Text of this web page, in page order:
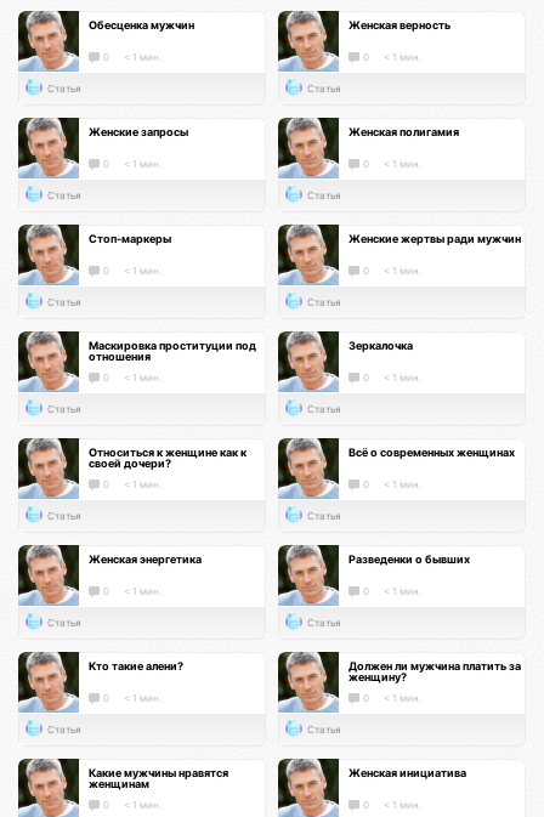
Обесценка мужчин
0 < 1 мин.
Статья
Женская верность
0 < 1 мин.
Статья
Женские запросы
0 < 1 мин.
Статья
Женская полигамия
0 < 1 мин.
Статья
Стоп-маркеры
0 < 1 мин.
Статья
Женские жертвы ради мужчин
0 < 1 мин.
Статья
Маскировка проституции под
отношения
0 < 1 мин.
Статья
Зеркалочка
0 < 1 мин.
Статья
Относиться к женщине как к
своей дочери?
0 < 1 мин.
Статья
Всё о современных женщинах
0 < 1 мин.
Статья
Женская энергетика
0 < 1 мин.
Статья
Разведенки о бывших
0 < 1 мин.
Статья
Кто такие алени?
0 < 1 мин.
Статья
Должен ли мужчина платить за
женщину?
0 < 1 мин.
Статья
Какие мужчины нравятся
женщинам
0 < 1 мин.
Женская инициатива
0 < 1 мин.